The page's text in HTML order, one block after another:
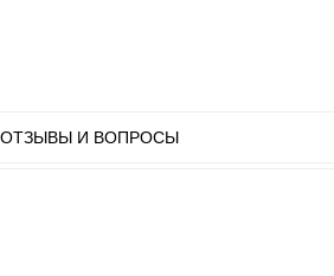
ОТЗЫВЫ И ВОПРОСЫ